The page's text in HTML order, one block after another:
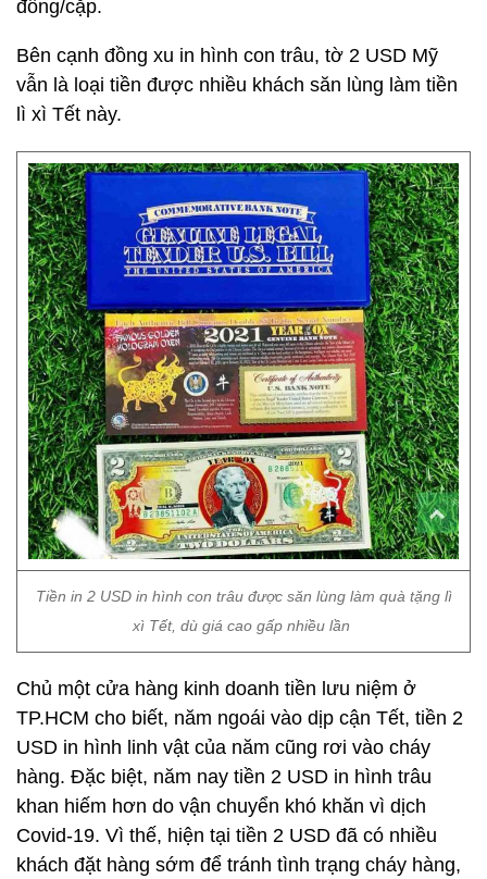
đồng/cặp.
Bên cạnh đồng xu in hình con trâu, tờ 2 USD Mỹ
vẫn là loại tiền được nhiều khách săn lùng làm tiền
lì xì Tết này.
Tiền in 2 USD in hình con trâu được săn lùng làm quà tặng lì
xì Tết, dù giá cao gấp nhiều lần
Chủ một cửa hàng kinh doanh tiền lưu niệm ở
TP.HCM cho biết, năm ngoái vào dịp cận Tết, tiền 2
USD in hình linh vật của năm cũng rơi vào cháy
hàng. Đặc biệt, năm nay tiền 2 USD in hình trâu
khan hiếm hơn do vận chuyển khó khăn vì dịch
Covid-19. Vì thế, hiện tại tiền 2 USD đã có nhiều
khách đặt hàng sớm để tránh tình trạng cháy hàng,